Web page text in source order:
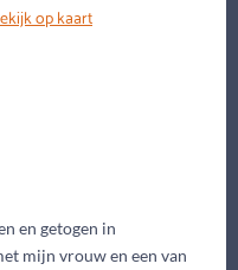
op kaart
en getogen in
mijn vrouw en een van